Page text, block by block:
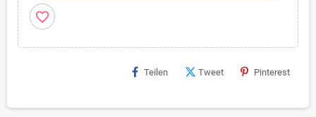
favorite_border
Teilen Tweet Pinterest